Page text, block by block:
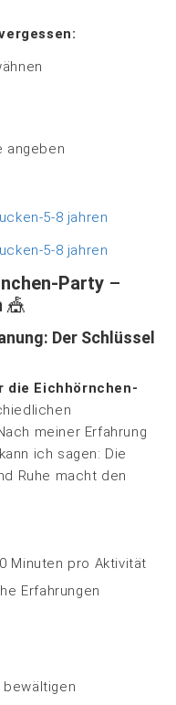
angeben
Party –
🎪
Der Schlüssel
die Eichhörnchen-
meiner Erfahrung
ich sagen: Die
Ruhe macht den
Minuten pro Aktivität
Erfahrungen
bewältigen